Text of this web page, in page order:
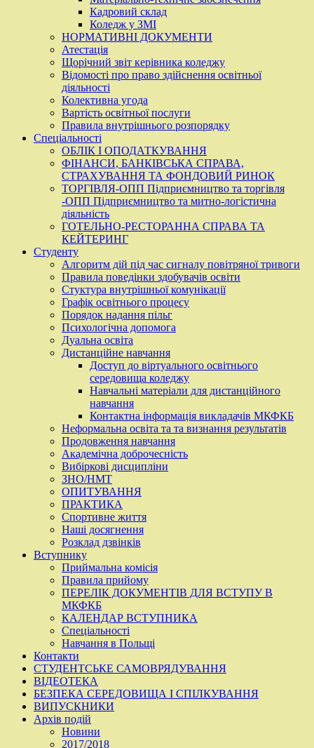
Кадровий склад
Коледж у ЗМІ
НОРМАТИВНІ ДОКУМЕНТИ
Атестація
Щорічний звіт керівника коледжу
Відомості про право здійснення освітньої
діяльності
Колективна угода
Вартість освітньої послуги
Правила внутрішнього розпорядку
Спеціальності
ОБЛІК І ОПОДАТКУВАННЯ
ФІНАНСИ, БАНКІВСЬКА СПРАВА,
СТРАХУВАННЯ ТА ФОНДОВИЙ РИНОК
ТОРГІВЛЯ-ОПП Підприємництво та торгівля
-ОПП Підприємництво та митно-логістична
діяльність
ГОТЕЛЬНО-РЕСТОРАННА СПРАВА ТА
КЕЙТЕРИНГ
Студенту
Алгоритм дій під час сигналу повітряної тривоги
Правила поведінки здобувачів освіти
Стуктура внутрішньої комунікації
Графік освітнього процесу
Порядок надання пільг
Психологічна допомога
Дуальна освіта
Дистанційне навчання
Доступ до віртуального освітнього
середовища коледжу
Навчальні матеріали для дистанційного
навчання
Контактна інформація викладачів МКФКБ
Неформальна освіта та та визнання результатів
Продовження навчання
Академічна доброчесність
Вибіркові дисципліни
ЗНО/НМТ
ОПИТУВАННЯ
ПРАКТИКА
Спортивне життя
Наші досягнення
Розклад дзвінків
Вступнику
Приймальна комісія
Правила прийому
ПЕРЕЛІК ДОКУМЕНТІВ ДЛЯ ВСТУПУ В
МКФКБ
КАЛЕНДАР ВСТУПНИКА
Спеціальності
Навчання в Польщі
Контакти
СТУДЕНТСЬКЕ САМОВРЯДУВАННЯ
ВІДЕОТЕКА
БЕЗПЕКА СЕРЕДОВИЩА І СПІЛКУВАННЯ
ВИПУСКНИКИ
Архів подій
Новини
2017/2018